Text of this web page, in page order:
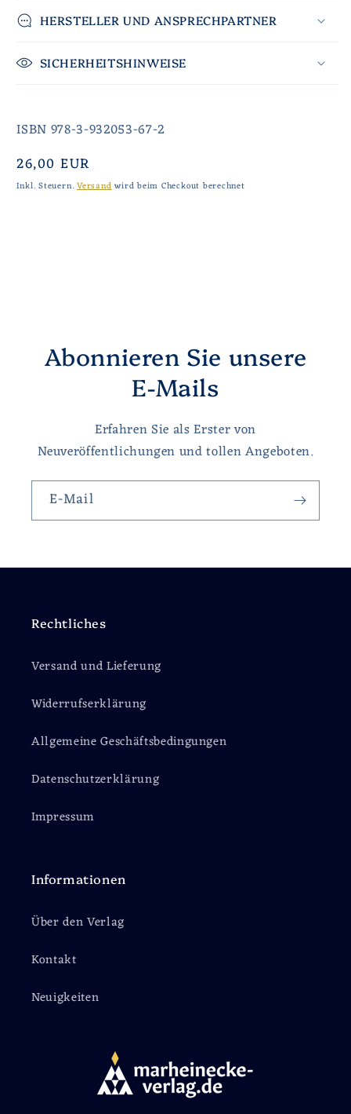
HERSTELLER UND ANSPRECHPARTNER
SICHERHEITSHINWEISE
ISBN 978-3-932053-67-2
Normaler
Preis
26,00 EUR
Inkl. Steuern.Versandwird beim Checkout berechnet
Abonnieren Sie unsere
E-Mails
Erfahren Sie als Erster von
Neuveröffentlichungen und tollen Angeboten.
E-Mail
Rechtliches
Versand und Lieferung
Widerrufserklärung
Allgemeine Geschäftsbedingungen
Datenschutzerklärung
Impressum
Informationen
Über den Verlag
Kontakt
Neuigkeiten